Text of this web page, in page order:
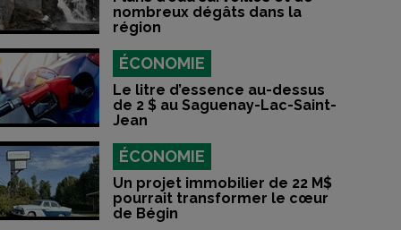
nombreux dégâts dans la
région
ÉCONOMIE
Le litre d’essence au-dessus
de 2 $ au Saguenay-Lac-Saint-
Jean
ÉCONOMIE
Un projet immobilier de 22 M$
pourrait transformer le cœur
de Bégin